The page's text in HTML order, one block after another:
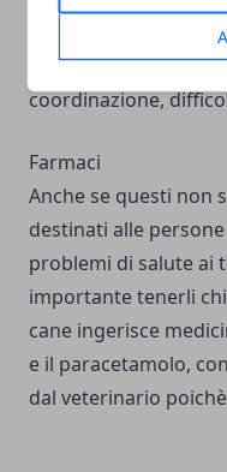
scaturiscono sono:
sistema nervoso
coordinazione,
Farmaci
Anche se questi non
destinati alle
problemi di salute ai
importante tenerli
cane ingerisce
e il paracetamolo,
dal veterinario